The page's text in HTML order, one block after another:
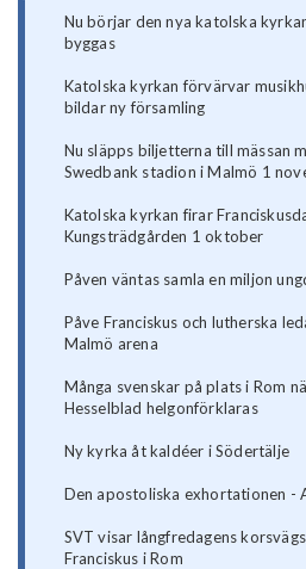
Nu börjar den nya katolska
byggas
Katolska kyrkan förvärvar
bildar ny församling
Nu släpps biljetterna till mässan
Swedbank stadion i Malmö 1
Katolska kyrkan firar
Kungsträdgården 1 oktober
Påven väntas samla en miljon
Påve Franciskus och lutherska
Malmö arena
Många svenskar på plats i Rom
Hesselblad helgonförklaras
Ny kyrka åt kaldéer i Södertälje
Den apostoliska exhortationen -
SVT visar långfredagens
Franciskus i Rom